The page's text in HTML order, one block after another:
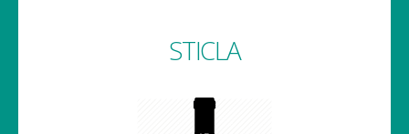
STICLA